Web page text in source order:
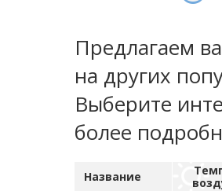
Предлагаем
на других
Выберите
более
Название